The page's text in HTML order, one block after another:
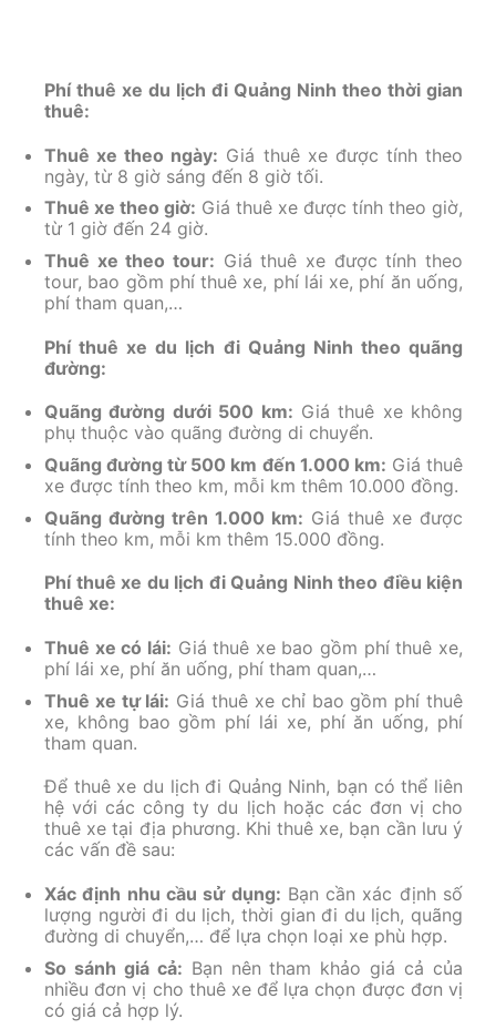
Phí thuê xe du lịch đi Quảng Ninh theo thời gian
thuê:
Thuê xe theo ngày: Giá thuê xe được tính theo
ngày, từ 8 giờ sáng đến 8 giờ tối.
Thuê xe theo giờ: Giá thuê xe được tính theo giờ,
từ 1 giờ đến 24 giờ.
Thuê xe theo tour: Giá thuê xe được tính theo
tour, bao gồm phí thuê xe, phí lái xe, phí ăn uống,
phí tham quan,…
Phí thuê xe du lịch đi Quảng Ninh theo quãng
đường:
Quãng đường dưới 500 km: Giá thuê xe không
phụ thuộc vào quãng đường di chuyển.
Quãng đường từ 500 km đến 1.000 km: Giá thuê
xe được tính theo km, mỗi km thêm 10.000 đồng.
Quãng đường trên 1.000 km: Giá thuê xe được
tính theo km, mỗi km thêm 15.000 đồng.
Phí thuê xe du lịch đi Quảng Ninh theo điều kiện
thuê xe:
Thuê xe có lái: Giá thuê xe bao gồm phí thuê xe,
phí lái xe, phí ăn uống, phí tham quan,…
Thuê xe tự lái: Giá thuê xe chỉ bao gồm phí thuê
xe, không bao gồm phí lái xe, phí ăn uống, phí
tham quan.
Để thuê xe du lịch đi Quảng Ninh, bạn có thể liên
hệ với các công ty du lịch hoặc các đơn vị cho
thuê xe tại địa phương. Khi thuê xe, bạn cần lưu ý
các vấn đề sau:
Xác định nhu cầu sử dụng: Bạn cần xác định số
lượng người đi du lịch, thời gian đi du lịch, quãng
đường di chuyển,… để lựa chọn loại xe phù hợp.
So sánh giá cả: Bạn nên tham khảo giá cả của
nhiều đơn vị cho thuê xe để lựa chọn được đơn vị
có giá cả hợp lý.